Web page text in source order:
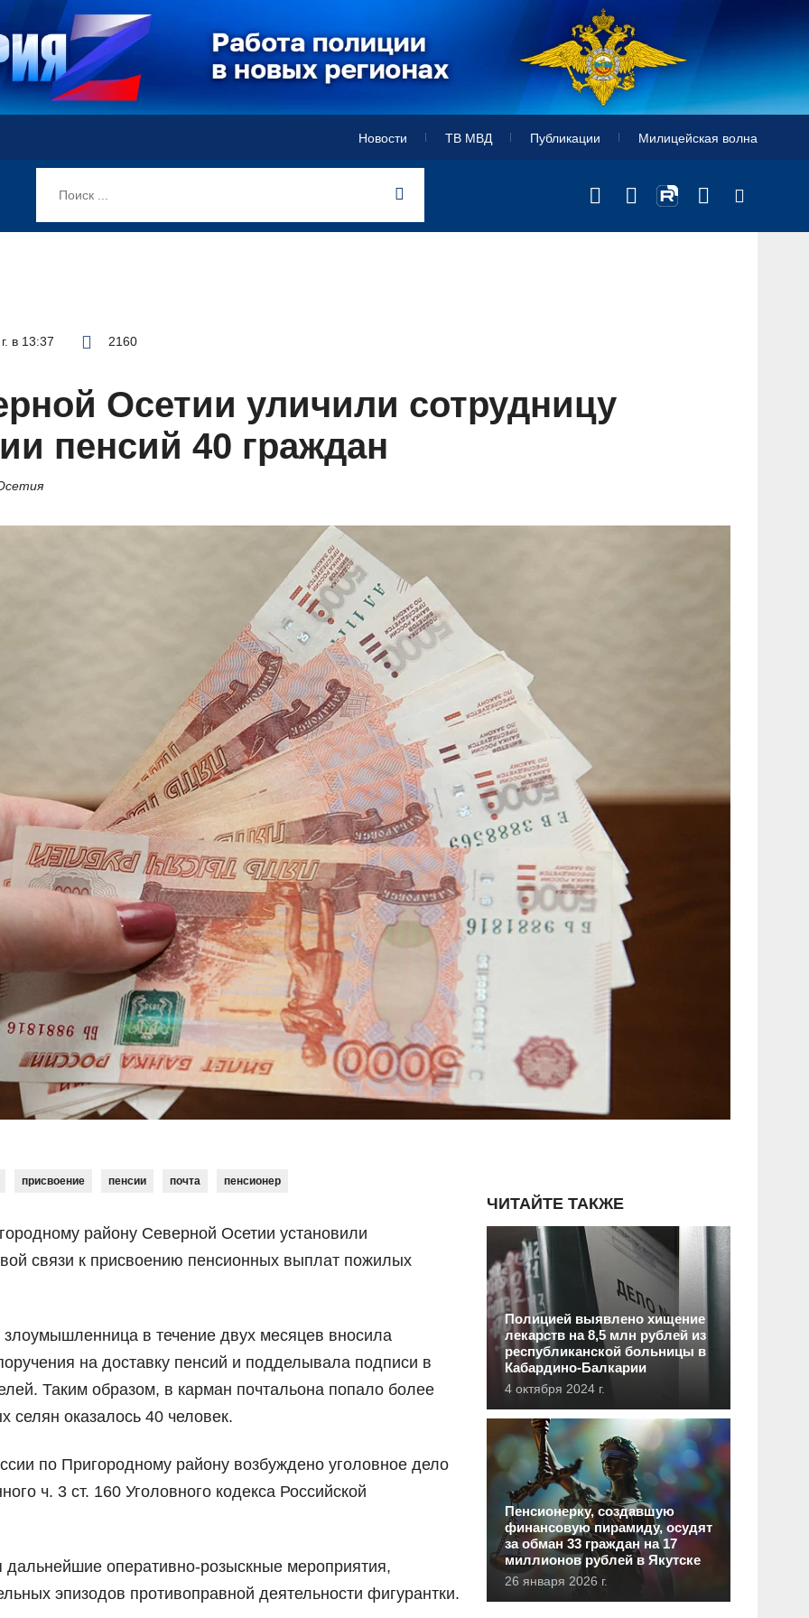
Новости ТВ МВД Публикации Милицейская волна
в 13:37 2160
Осетии уличили сотрудницу
пенсий 40 граждан
присвоение пенсии почта пенсионер
району Северной Осетии установили
связи к присвоению пенсионных выплат пожилых
в течение двух месяцев вносила
на доставку пенсий и подделывала подписи в
Таким образом, в карман почтальона попало более
селян оказалось 40 человек.
по Пригородному району возбуждено уголовное дело
ч. 3 ст. 160 Уголовного кодекса Российской
оперативно-розыскные мероприятия,
эпизодов противоправной деятельности фигурантки.
ЧИТАЙТЕ ТАКЖЕ
Полицией выявлено хищение
лекарств на 8,5 млн рублей из
республиканской больницы в
Кабардино-Балкарии
4 октября 2024 г.
Пенсионерку, создавшую
финансовую пирамиду, осудят
за обман 33 граждан на 17
миллионов рублей в Якутске
26 января 2026 г.